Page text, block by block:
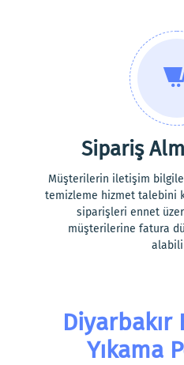
Sipariş
Müşterilerin iletişim
temizleme hizmet talebini
siparişleri ennet
müşterilerine fatura
Diyarbakır
Yıkama